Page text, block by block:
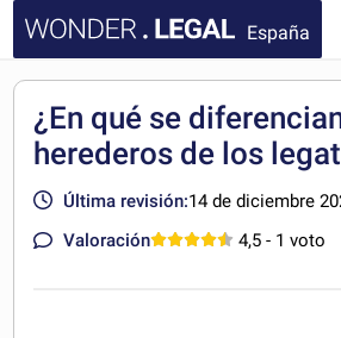
España
DOCUMENTOS
FAQ
¿En qué se
herederos de los
Última revisión:14 de diciembre
Valoración
4,5 - 1 voto